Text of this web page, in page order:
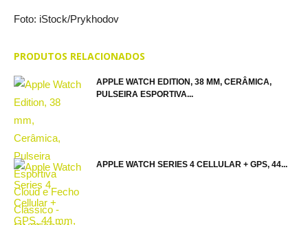
Foto: iStock/Prykhodov
PRODUTOS RELACIONADOS
APPLE WATCH EDITION, 38 MM, CERÂMICA,
PULSEIRA ESPORTIVA...
APPLE WATCH SERIES 4 CELLULAR + GPS, 44...